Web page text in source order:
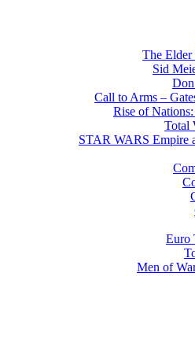
The
Sid
Call to Arms –
Rise of
Total
STAR WARS Empire
Euro
Men of